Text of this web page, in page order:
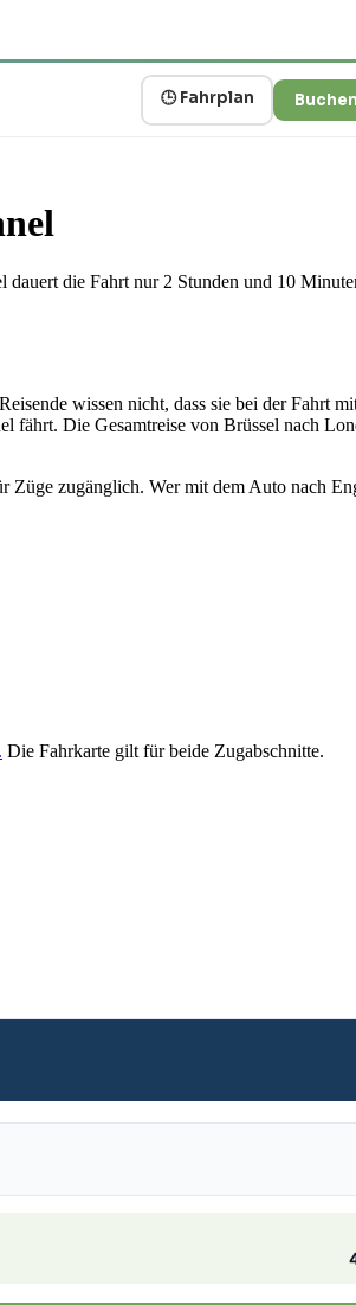
🕒 Fahrplan
die Fahrt nur 2 Stunden und 10
wissen nicht, dass sie bei der Fahrt
Die Gesamtreise von Brüssel nach
zugänglich. Wer mit dem Auto nach
Die Fahrkarte gilt für beide Zugabschnitte.